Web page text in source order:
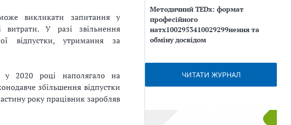
викликати запитання у
У разі звільнення
відпустки, утримання за
у 2020 році наполягало на
збільшення відпустки
року працівник заробляв
Методичний TEDx: формат
професійного
натх1002953410029299нення та
обміну досвідом
ЧИТАТИ ЖУРНАЛ